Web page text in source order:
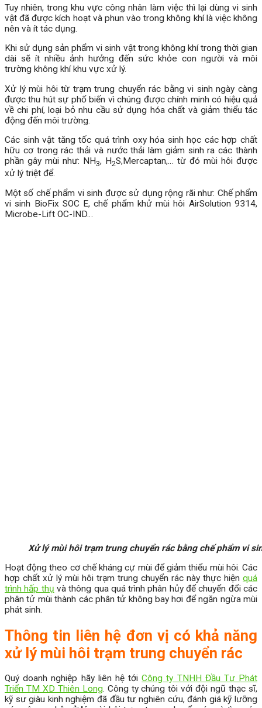
Tuy nhiên, trong khu vực công nhân làm việc thì lại dùng vi sinh
vật đã được kích hoạt và phun vào trong không khí là việc không
nên và ít tác dụng.
Khi sử dụng sản phẩm vi sinh vật trong không khí trong thời gian
dài sẽ ít nhiều ảnh hưởng đến sức khỏe con người và môi
trường không khí khu vực xử lý.
Xử lý mùi hôi từ trạm trung chuyển rác bằng vi sinh ngày càng
được thu hút sự phổ biến vì chúng được chính minh có hiệu quả
về chi phí, loại bỏ nhu cầu sử dụng hóa chất và giảm thiểu tác
động đến môi trường.
Các sinh vật tăng tốc quá trình oxy hóa sinh học các hợp chất
hữu cơ trong rác thải và nước thải làm giảm sinh ra các thành
phần gây mùi như: NH3, H2S,Mercaptan,… từ đó mùi hôi được
xử lý triệt để.
Một số chế phẩm vi sinh được sử dụng rộng rãi như: Chế phẩm
vi sinh BioFix SOC E, chế phẩm khử mùi hôi AirSolution 9314,
Microbe-Lift OC-IND…
Xử lý mùi hôi trạm trung chuyển rác bằng chế phẩm vi
Hoạt động theo cơ chế kháng cự mùi để giảm thiểu mùi hôi. Các
hợp chất xử lý mùi hôi trạm trung chuyển rác này thực hiện quá
trình hấp thụ và thông qua quá trình phân hủy để chuyển đổi các
phân tử mùi thành các phân tử không bay hơi để ngăn ngừa mùi
phát sinh.
Thông tin liên hệ đơn vị có khả năng
xử lý mùi hôi trạm trung chuyển rác
Quý doanh nghiệp hãy liên hệ tớiCông ty TNHH Đầu Tư Phát
Triển TM XD Thiên Long. Công ty chúng tôi với đội ngũ thạc sĩ,
kỹ sư giàu kinh nghiệm đã đầu tư nghiên cứu, đánh giá kỹ lưỡng